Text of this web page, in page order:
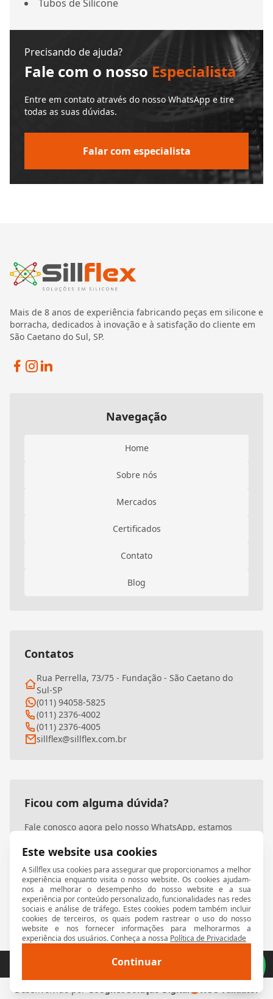
Este website usa cookies
A Sillflex usa cookies para assegurar que proporcionamos a melhor
experiência enquanto visita o nosso website. Os cookies ajudam-
nos a melhorar o desempenho do nosso website e a sua
experiência por conteúdo personalizado, funcionalidades nas redes
sociais e análise de tráfego. Estes cookies podem também incluir
cookies de terceiros, os quais podem rastrear o uso do nosso
website e nos fornecer informações para melhorarmos a
experiência dos usuários. Conheça a nossa Política de Privacidade
Continuar
Tubos de Silicone
Precisando de ajuda?
Fale com o nosso Especialista
Entre em contato através do nosso WhatsApp e tire
todas as suas dúvidas.
Falar com especialista
Mais de 8 anos de experiência fabricando peças em silicone e
borracha, dedicados à inovação e à satisfação do cliente em
São Caetano do Sul, SP.
Facebook
Instagram
Navegação
Home
Sobre nós
Mercados
Certificados
Contato
Blog
Contatos
Rua Perrella, 73/75 - Fundação - São Caetano do
Sul-SP
(011) 94058-5825
(011) 2376-4002
(011) 2376-4005
sillflex@sillflex.com.br
Ficou com alguma dúvida?
Fale conosco agora pelo nosso WhatsApp, estamos
Entre em contato
© 2026 Sillflex. Todos os direitos reservados.